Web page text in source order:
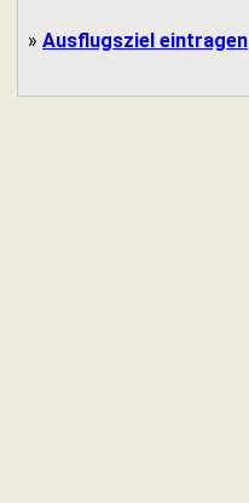
» Ausflugsziel eintragen